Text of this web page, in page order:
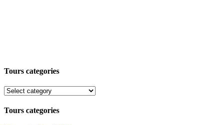
Tours categories
Tours categories